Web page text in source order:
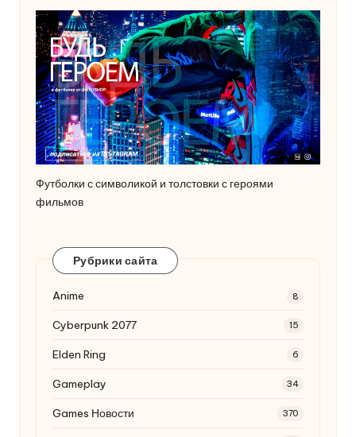
Футболки с символикой и толстовки с героями
фильмов
Рубрики сайта
Anime 8
Cyberpunk 2077 15
Elden Ring 6
Gameplay 34
Games Новости 370